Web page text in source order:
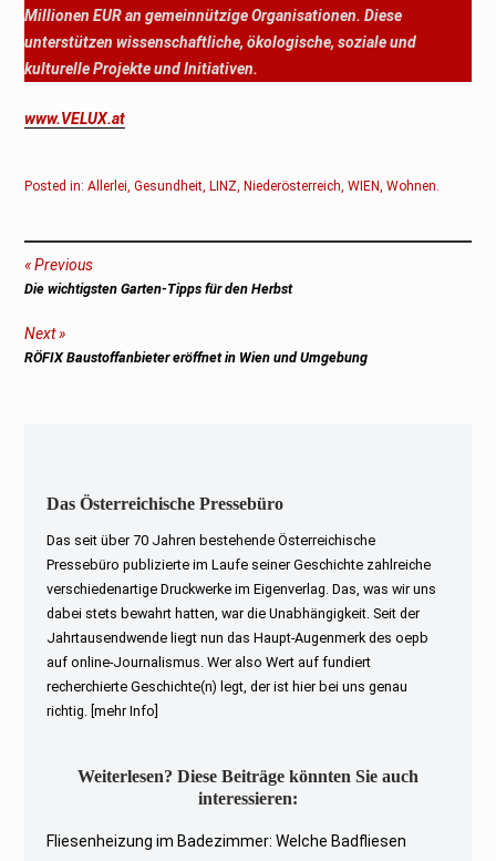
Millionen EUR an gemeinnützige Organisationen. Diese
unterstützen wissenschaftliche, ökologische, soziale und
kulturelle Projekte und Initiativen.
www.VELUX.at
Posted in:Allerlei,Gesundheit,LINZ,Niederösterreich,WIEN,Wohnen.
Beitragsnavigation
Previous
Previous
Die wichtigsten Garten-Tipps für den Herbst
Next
Next
RÖFIX Baustoffanbieter eröffnet in Wien und Umgebung
Das Österreichische Pressebüro
Das seit über 70 Jahren bestehende Österreichische
Pressebüro publizierte im Laufe seiner Geschichte zahlreiche
verschiedenartige Druckwerke im Eigenverlag. Das, was wir uns
dabei stets bewahrt hatten, war die Unabhängigkeit. Seit der
Jahrtausendwende liegt nun das Haupt-Augenmerk des oepb
auf online-Journalismus. Wer also Wert auf fundiert
recherchierte Geschichte(n) legt, der ist hier bei uns genau
richtig.
[mehr Info]
Weiterlesen? Diese Beiträge könnten Sie auch
interessieren:
Fliesenheizung im Badezimmer: Welche Badfliesen